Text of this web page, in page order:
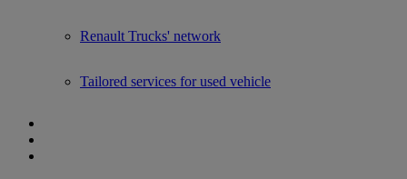
Renault Trucks' network
Tailored services for used vehicle